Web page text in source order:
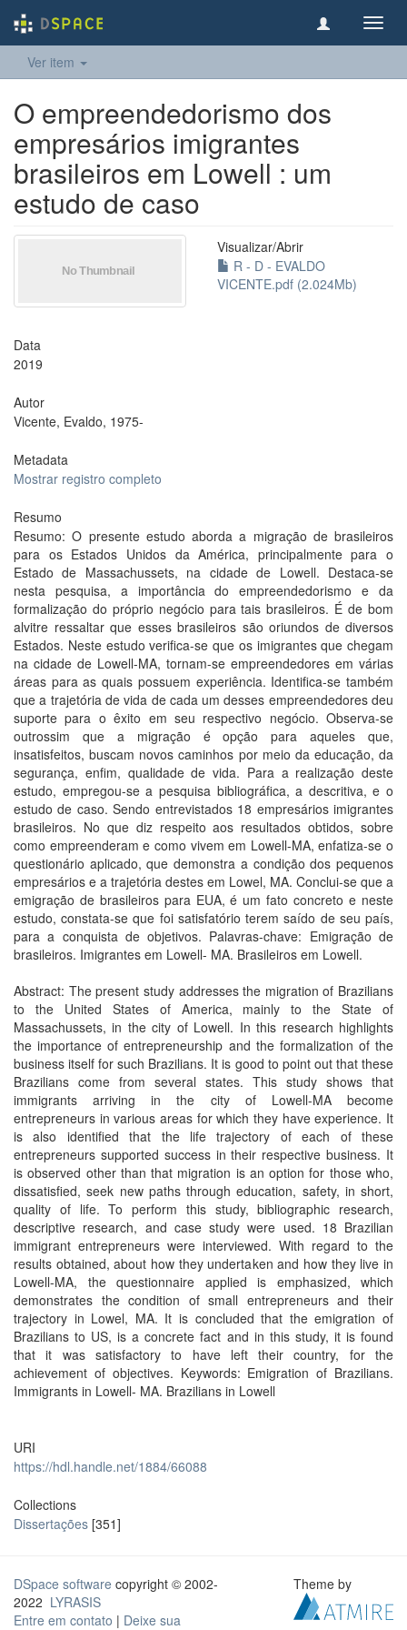
Ver item
O empreendedorismo dos
empresários imigrantes
brasileiros em Lowell : um
estudo de caso
Visualizar/Abrir
R - D - EVALDO
VICENTE.pdf (2.024Mb)
Data
2019
Autor
Vicente, Evaldo, 1975-
Metadata
Mostrar registro completo
Resumo
Resumo: O presente estudo aborda a migração de brasileiros
para os Estados Unidos da América, principalmente para o
Estado de Massachussets, na cidade de Lowell. Destaca-se
nesta pesquisa, a importância do empreendedorismo e da
formalização do próprio negócio para tais brasileiros. É de bom
alvitre ressaltar que esses brasileiros são oriundos de diversos
Estados. Neste estudo verifica-se que os imigrantes que chegam
na cidade de Lowell-MA, tornam-se empreendedores em várias
áreas para as quais possuem experiência. Identifica-se também
que a trajetória de vida de cada um desses empreendedores deu
suporte para o êxito em seu respectivo negócio. Observa-se
outrossim que a migração é opção para aqueles que,
insatisfeitos, buscam novos caminhos por meio da educação, da
segurança, enfim, qualidade de vida. Para a realização deste
estudo, empregou-se a pesquisa bibliográfica, a descritiva, e o
estudo de caso. Sendo entrevistados 18 empresários imigrantes
brasileiros. No que diz respeito aos resultados obtidos, sobre
como empreenderam e como vivem em Lowell-MA, enfatiza-se o
questionário aplicado, que demonstra a condição dos pequenos
empresários e a trajetória destes em Lowel, MA. Conclui-se que a
emigração de brasileiros para EUA, é um fato concreto e neste
estudo, constata-se que foi satisfatório terem saído de seu país,
para a conquista de objetivos. Palavras-chave: Emigração de
brasileiros. Imigrantes em Lowell- MA. Brasileiros em Lowell.
Abstract: The present study addresses the migration of Brazilians
to the United States of America, mainly to the State of
Massachussets, in the city of Lowell. In this research highlights
the importance of entrepreneurship and the formalization of the
business itself for such Brazilians. It is good to point out that these
Brazilians come from several states. This study shows that
immigrants arriving in the city of Lowell-MA become
entrepreneurs in various areas for which they have experience. It
is also identified that the life trajectory of each of these
entrepreneurs supported success in their respective business. It
is observed other than that migration is an option for those who,
dissatisfied, seek new paths through education, safety, in short,
quality of life. To perform this study, bibliographic research,
descriptive research, and case study were used. 18 Brazilian
immigrant entrepreneurs were interviewed. With regard to the
results obtained, about how they undertaken and how they live in
Lowell-MA, the questionnaire applied is emphasized, which
demonstrates the condition of small entrepreneurs and their
trajectory in Lowel, MA. It is concluded that the emigration of
Brazilians to US, is a concrete fact and in this study, it is found
that it was satisfactory to have left their country, for the
achievement of objectives. Keywords: Emigration of Brazilians.
Immigrants in Lowell- MA. Brazilians in Lowell
URI
https://hdl.handle.net/1884/66088
Collections
Dissertações [351]
DSpace software copyright © 2002-
2022 LYRASIS
Entre em contato | Deixe sua
Theme by